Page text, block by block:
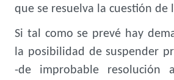
que se resuelva la cuestión de
Si tal como se prevé hay
la posibilidad de suspender
-de improbable resolución